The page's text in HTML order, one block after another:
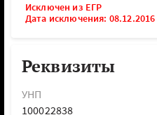
Исключен из ЕГР
Дата исключения: 08.12.2016
Реквизиты
УНП
100022838